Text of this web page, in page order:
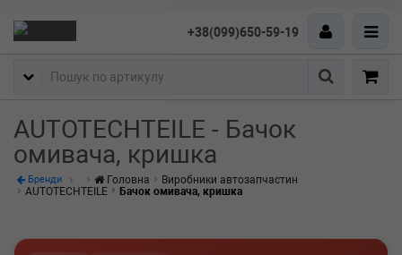
+38(099)650-59-19
Пошук
AUTOTECHTEILE - Бачок
омивача, кришка
Бренди Головна
Виробники автозапчастин
AUTOTECHTEILE
Бачок омивача, кришка